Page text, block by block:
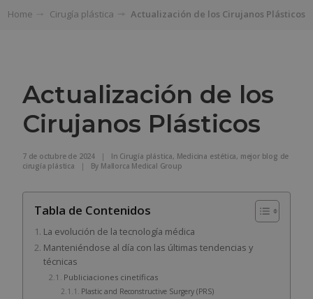
Home Cirugía plástica Actualización de los Cirujanos Plásticos
Actualización de los
Cirujanos Plásticos
7 de octubre de 2024 | In Cirugía plástica, Medicina estética, mejor blog de
cirugía plástica
| By Mallorca Medical Group
Tabla de Contenidos
La evolución de la tecnología médica
Manteniéndose al día con las últimas tendencias y
técnicas
Publiciaciones cinetíficas
Plastic and Reconstructive Surgery (PRS)